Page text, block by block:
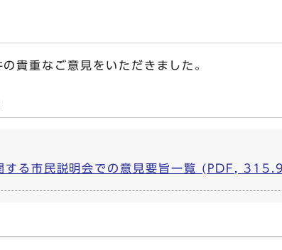
貴重なご意見をいただきました。
する市民説明会での意見要旨一覧 (PDF,